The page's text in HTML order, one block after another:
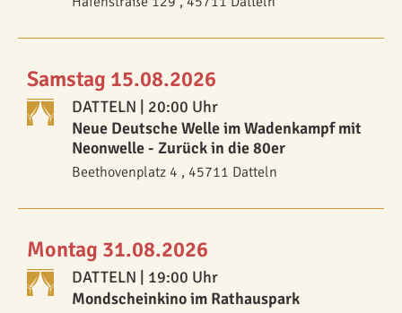
Samstag 15.08.2026
DATTELN | 20:00 Uhr
Neue Deutsche Welle im Wadenkampf mit
Neonwelle - Zurück in die 80er
Beethovenplatz 4 , 45711 Datteln
Montag 31.08.2026
DATTELN | 19:00 Uhr
Mondscheinkino im Rathauspark